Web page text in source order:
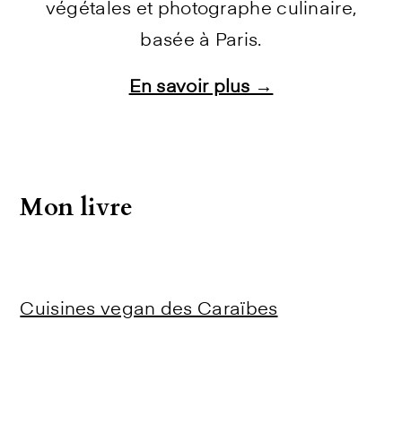
végétales et photographe culinaire,
basée à Paris.
En savoir plus →
Mon livre
Cuisines vegan des Caraïbes